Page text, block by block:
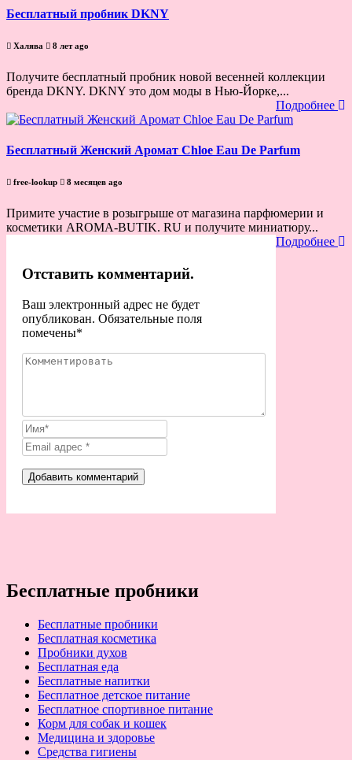
Бесплатный пробник DKNY
Халява 8 лет ago
Получите бесплатный пробник новой весенней коллекции
бренда DKNY. DKNY это дом моды в Нью-Йорке,...
Подробнее
Бесплатный Женский Аромат Chloe Eau De Parfum
free-lookup 8 месяцев ago
Примите участие в розыгрыше от магазина парфюмерии и
косметики AROMA-BUTIK. RU и получите миниатюру...
Подробнее
Отставить комментарий.
Ваш электронный адрес не будет
опубликован. Обязательные поля
помечены*
Бесплатные пробники
Бесплатные пробники
Бесплатная косметика
Пробники духов
Бесплатная еда
Бесплатные напитки
Бесплатное детское питание
Бесплатное спортивное питание
Корм для собак и кошек
Медицина и здоровье
Средства гигиены